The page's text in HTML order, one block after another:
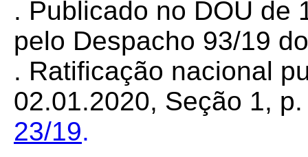
. Publicado no DOU de
pelo Despacho 93/19
. Ratificação nacional
02.01.2020, Seção 1,
23/19.